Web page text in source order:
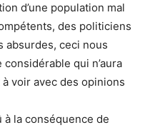
d’une population mal
des politiciens
absurdes, ceci nous
qui n’aura
voir avec des opinions
à la conséquence de